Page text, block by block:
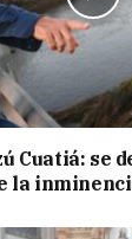
Cuatiá: se
la